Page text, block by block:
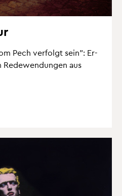
Pech ver­folgt sein": Er­
aus